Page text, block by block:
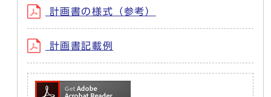
計画書の様式（参考）
計画書記載例